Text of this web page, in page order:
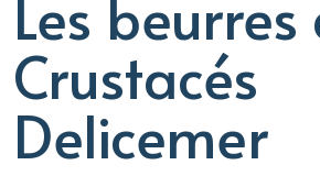
Les beurres
Crustacés
Delicemer